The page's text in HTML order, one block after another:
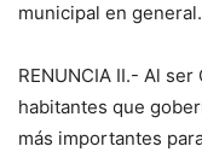
municipal en general.
RENUNCIA II.- Al
habitantes que
más importantes